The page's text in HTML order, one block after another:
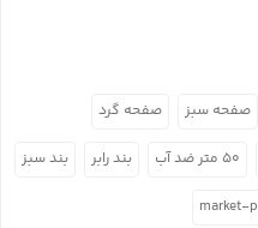
صفحه سبز صفحه گرد
۵۰ متر ضد آب بند رابر بند سبز
market-p